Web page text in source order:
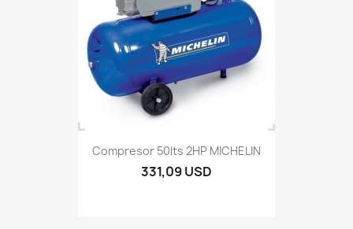
Compresor 50lts 2HP MICHELIN
331,09 USD